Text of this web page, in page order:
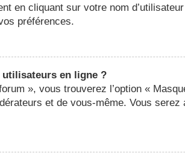
en cliquant sur votre nom
préférences.
utilisateurs en ligne ?
», vous trouverez l’option «
et de vous-même. Vous